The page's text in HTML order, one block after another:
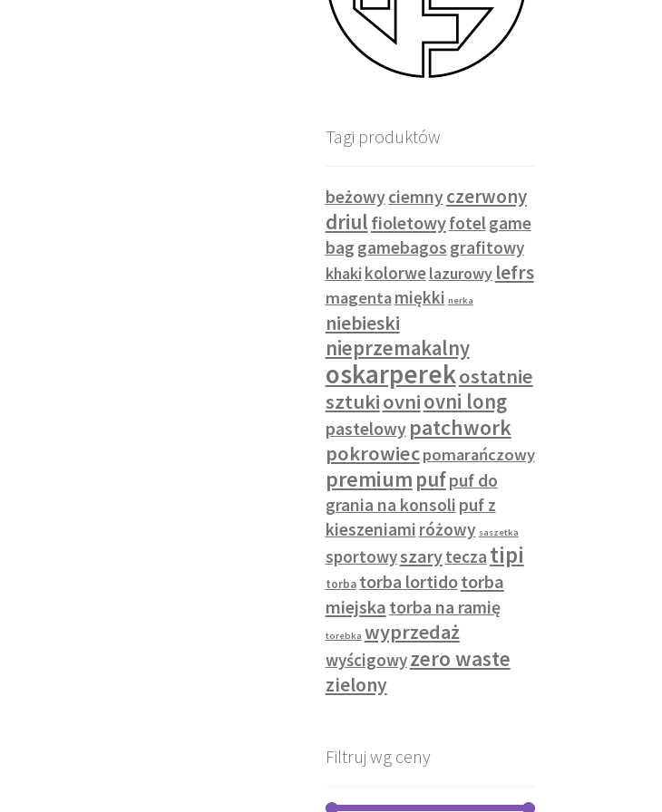
Tagi produktów
beżowyciemnyczerwony
driulfioletowyfotelgame
bag gamebagos grafitowy
khaki kolorwelazurowy lefrs
magentamiękki nerka
niebieski
nieprzemakalny
oskarperekostatnie
sztukiovniovni long
pastelowy patchwork
pokrowiecpomarańczowy
premium pufpuf do
grania na konsoli puf z
kieszeniami różowy saszetka
sportowyszarytecza tipi
torba torba lortidotorba
miejska torba na ramię
torebka wyprzedaż
wyścigowyzero waste
zielony
Filtruj wg ceny